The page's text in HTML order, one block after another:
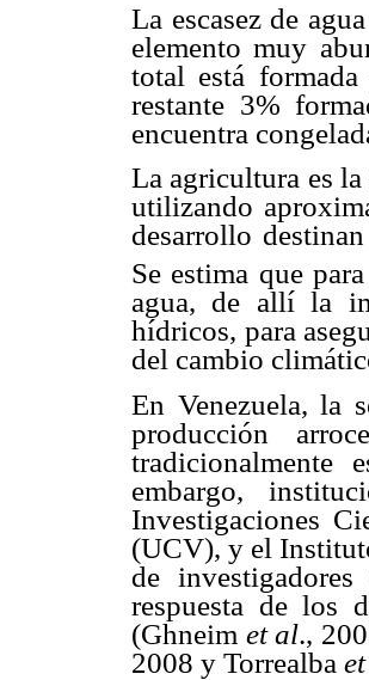
La escasez de
elemento muy
total está
restante 3%
encuentra
La agricultura es
utilizando
desarrollo
Se estima que
agua, de allí la
hídricos, para
del cambio
En Venezuela, la
producción
tradicionalmente
embargo,
Investigaciones
(UCV), y el
de
respuesta de los
(Ghneim et al.,
2008 y Torrealba